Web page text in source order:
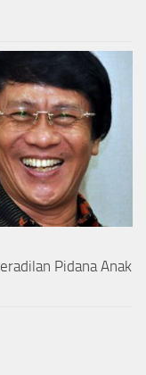
Pidana Anak